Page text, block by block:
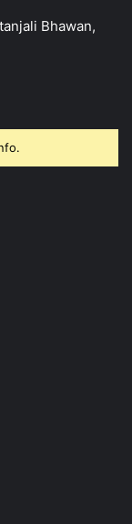
Bhawan,